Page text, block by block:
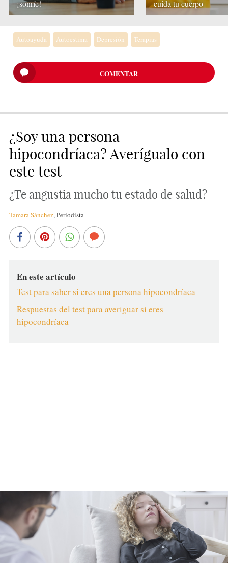
¡sonríe! cuida tu cuerpo
Autoayuda Autoestima Depresión Terapias
COMENTAR
¿Soy una persona
hipocondríaca? Averígualo con
este test
¿Te angustia mucho tu estado de salud?
Tamara Sánchez,Periodista
En este artículo
Test para saber si eres una persona hipocondríaca
Respuestas del test para averiguar si eres
hipocondríaca